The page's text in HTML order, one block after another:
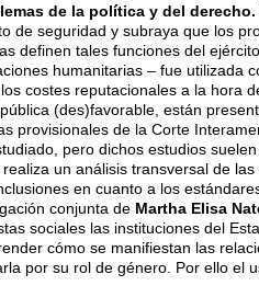
de la política y del derecho.
de seguridad y subraya que los
definen tales funciones del
humanitarias – fue
costes reputacionales a la hora
(des)favorable, están
provisionales de la Corte
pero dichos estudios
un análisis transversal de
en cuanto a los
conjunta de Martha Elisa
sociales las instituciones del
cómo se manifiestan las
por su rol de género. Por ello